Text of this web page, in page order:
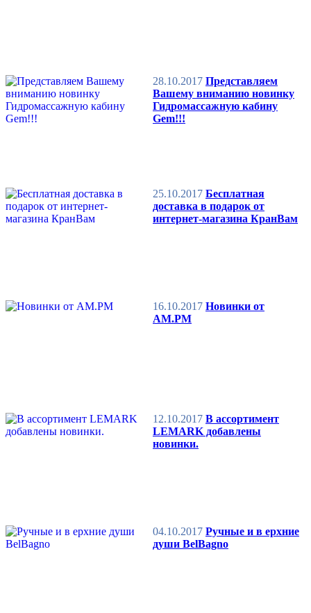
28.10.2017 Представляем
Вашему вниманию новинку
Гидромассажную кабину
Gem!!!
25.10.2017 Бесплатная
доставка в подарок от
интернет-магазина КранВам
16.10.2017 Новинки от
AM.PM
12.10.2017 В ассортимент
LEMARK добавлены
новинки.
04.10.2017 Ручные и в ерхние
души BelBagno